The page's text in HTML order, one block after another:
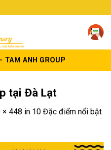
TAM ANH GROUP
tại Đà Lạt
× 448 in 10 Đặc điểm nổi bật